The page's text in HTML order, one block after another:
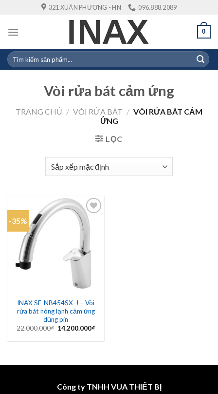
content
321 XUÂN PHƯƠNG - HN 096.888.2089
0
Tìm
kiếm:
Vòi rửa bát cảm ứng
TRANG CHỦ / VÒI RỬA BÁT / VÒI RỬA BÁT CẢM
ỨNG
LỌC
-35%
wishlist
INAX SF-NB454SX-J – Vòi
rửa bát nóng lạnh cảm ứng
dùng pin
22.000.000₫ Giá
là:
14.200.000₫Giá
tại
Công ty TNHH VUA THIẾT BỊ